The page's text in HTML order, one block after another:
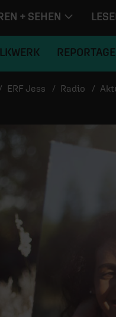
+ SEHEN
REPORTAGE
ERF Jess Radio